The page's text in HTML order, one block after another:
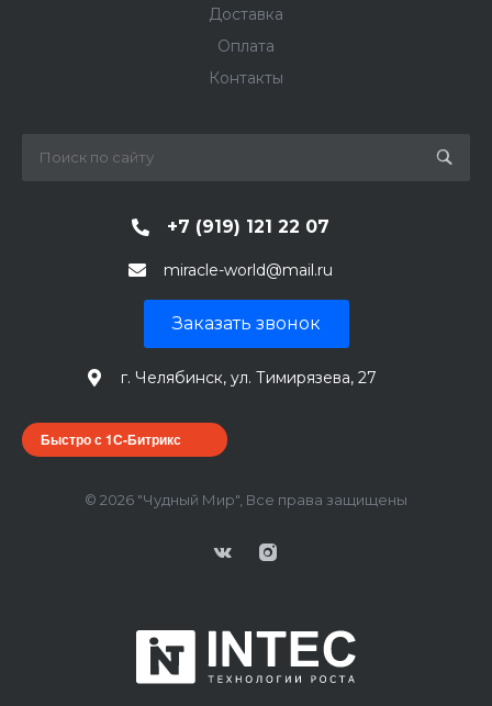
Доставка
Оплата
Контакты
+7 (919) 121 22 07
miracle-world@mail.ru
Заказать звонок
г. Челябинск, ул. Тимирязева, 27
Быстро с 1С-Битрикс
© 2026 "Чудный Мир", Все права защищены